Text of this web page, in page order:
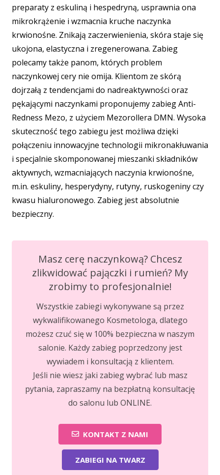
preparaty z eskuliną i hespedryną, usprawnia ona
mikrokrążenie i wzmacnia kruche naczynka
krwionośne. Znikają zaczerwienienia, skóra staje się
ukojona, elastyczna i zregenerowana. Zabieg
polecamy także panom, których problem
naczynkowej cery nie omija. Klientom ze skórą
dojrzałą z tendencjami do nadreaktywności oraz
pękającymi naczynkami proponujemy zabieg Anti-
Redness Mezo, z użyciem Mezorollera DMN. Wysoka
skuteczność tego zabiegu jest możliwa dzięki
połączeniu innowacyjne technologii mikronakłuwania
i specjalnie skomponowanej mieszanki składników
aktywnych, wzmacniających naczynia krwionośne,
m.in. eskuliny, hesperydyny, rutyny, ruskogeniny czy
kwasu hialuronowego. Zabieg jest absolutnie
bezpieczny.
Masz cerę naczynkową? Chcesz
zlikwidować pajączki i rumień? My
zrobimy to profesjonalnie!
Wszystkie zabiegi wykonywane są przez
wykwalifikowanego Kosmetologa, dlatego
możesz czuć się w 100% bezpieczna w naszym
salonie. Każdy zabieg poprzedzony jest
wywiadem i konsultacją z klientem.
Jeśli nie wiesz jaki zabieg wybrać lub masz
pytania, zapraszamy na bezpłatną konsultację
do salonu lub ONLINE.
KONTAKT Z NAMI
ZABIEGI NA TWARZ